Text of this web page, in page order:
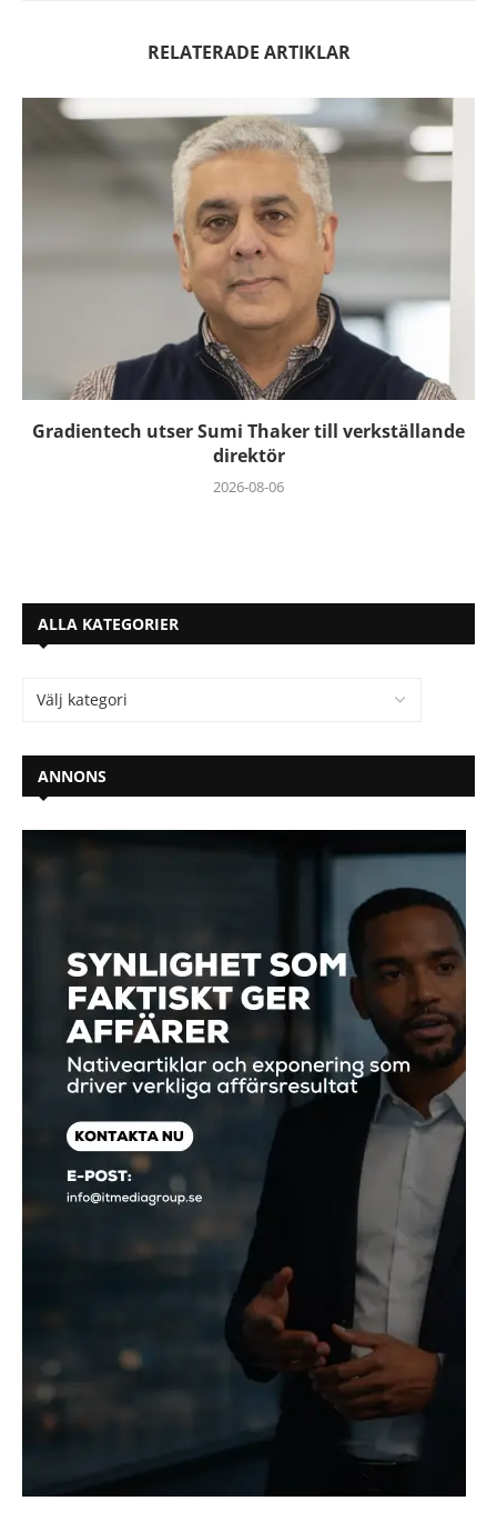
RELATERADE ARTIKLAR
Gradientech utser Sumi Thaker till verkställande
direktör
2026-08-06
ALLA KATEGORIER
ANNONS